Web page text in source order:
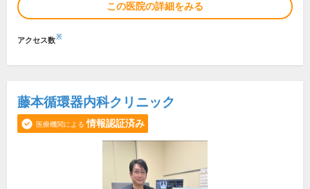
この医院の詳細をみる
アクセス数※
藤本循環器内科クリニック
医療機関による 情報認証済み